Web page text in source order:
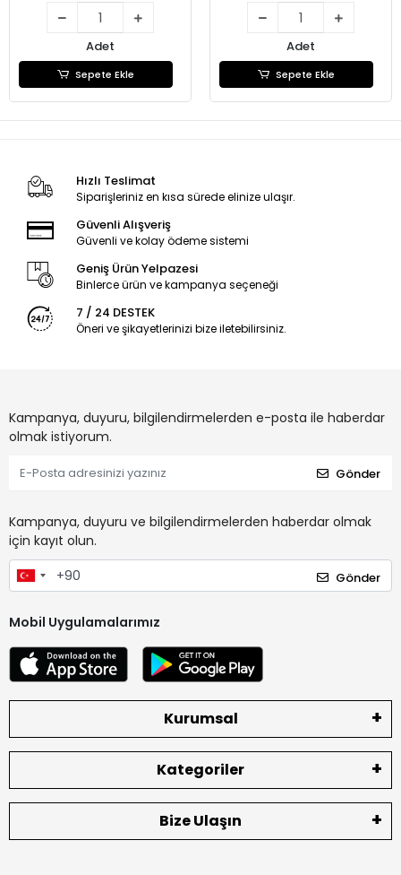
Adet
Sepete Ekle
Adet
Sepete Ekle
Hızlı Teslimat
Siparişleriniz en kısa sürede elinize ulaşır.
Güvenli Alışveriş
Güvenli ve kolay ödeme sistemi
Geniş Ürün Yelpazesi
Binlerce ürün ve kampanya seçeneği
7 / 24 DESTEK
Öneri ve şikayetlerinizi bize iletebilirsiniz.
Kampanya, duyuru, bilgilendirmelerden e-posta ile haberdar
olmak istiyorum.
Gönder
Kampanya, duyuru ve bilgilendirmelerden haberdar olmak
için kayıt olun.
Gönder
Mobil Uygulamalarımız
Kurumsal
Kategoriler
Bize Ulaşın